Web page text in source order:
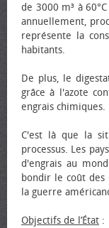
de 3000 m³ à
annuellement,
représente la
habitants.
De plus, le
grâce à l'azote
engrais chimiques.
C'est là que la
processus. Les
d'engrais au
bondir le coût des
la guerre
Objectifs de l’État :